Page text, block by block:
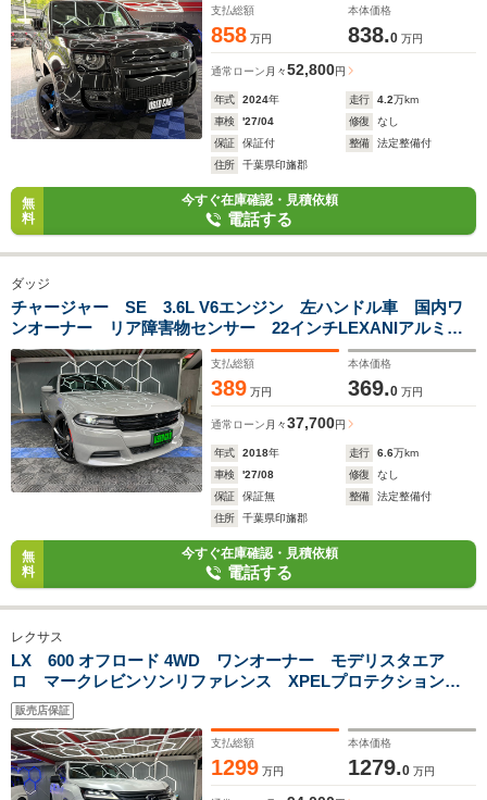
MERIDIANサウンド ベンチレーション
支払総額
858 万円
本体価格
838.0 万円
通常ローン 月々52,800円
年式 2024年 走行 4.2万km
車検
'27/04 修復
なし
保証
保証付 整備
法定整備付
住所
千葉県印旛郡
無
料
今すぐ在庫確認・見積依頼
電話する
ダッジ
チャージャー SE 3.6L V6エンジン 左ハンドル車 国内ワ
ンオーナー リア障害物センサー 22インチLEXANIアルミホ
イール オンダッシュナビ フロントドライブレコーダー ク
ルーズコントロール 車高調 オートライト
支払総額
389 万円
本体価格
369.0 万円
通常ローン 月々37,700円
年式 2018年 走行 6.6万km
車検
'27/08 修復
なし
保証
保証無 整備
法定整備付
住所
千葉県印旛郡
無
料
今すぐ在庫確認・見積依頼
電話する
レクサス
LX 600 オフロード 4WD ワンオーナー モデリスタエア
ロ マークレビンソンリファレンス XPELプロテクションフ
ィルム 本革ブラウンシート サンルーフ TZドライブレコー
ダー 点検記録簿 ベンチレーション デジタルインナーミラ
ー
販売店保証
支払総額
1299 万円
本体価格
1279.0 万円